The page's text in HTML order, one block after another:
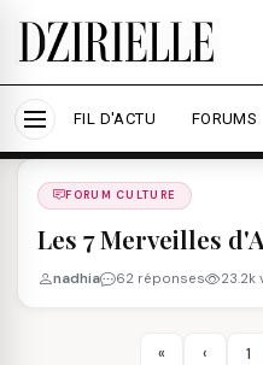
Nous utilisons des
expérience et mesurer
Accepter tout
FIL D'ACTU FORUMS
Forums
FORUM CULTURE
Les 7 Merveilles
nadhia 62 réponses 23.2k
« ‹ 1